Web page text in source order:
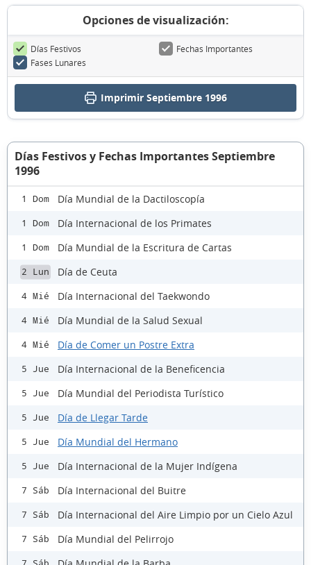
Opciones de visualización:
Días Festivos
Fechas Importantes
Fases Lunares
Imprimir Septiembre 1996
Días Festivos y Fechas Importantes Septiembre
1996
1 Dom Día Mundial de la Dactiloscopía
1 Dom Día Internacional de los Primates
1 Dom Día Mundial de la Escritura de Cartas
2 Lun Día de Ceuta
4 Mié Día Internacional del Taekwondo
4 Mié Día Mundial de la Salud Sexual
4 Mié Día de Comer un Postre Extra
5 Jue Día Internacional de la Beneficencia
5 Jue Día Mundial del Periodista Turístico
5 Jue Día de Llegar Tarde
5 Jue Día Mundial del Hermano
5 Jue Día Internacional de la Mujer Indígena
7 Sáb Día Internacional del Buitre
7 Sáb Día Internacional del Aire Limpio por un Cielo Azul
7 Sáb Día Mundial del Pelirrojo